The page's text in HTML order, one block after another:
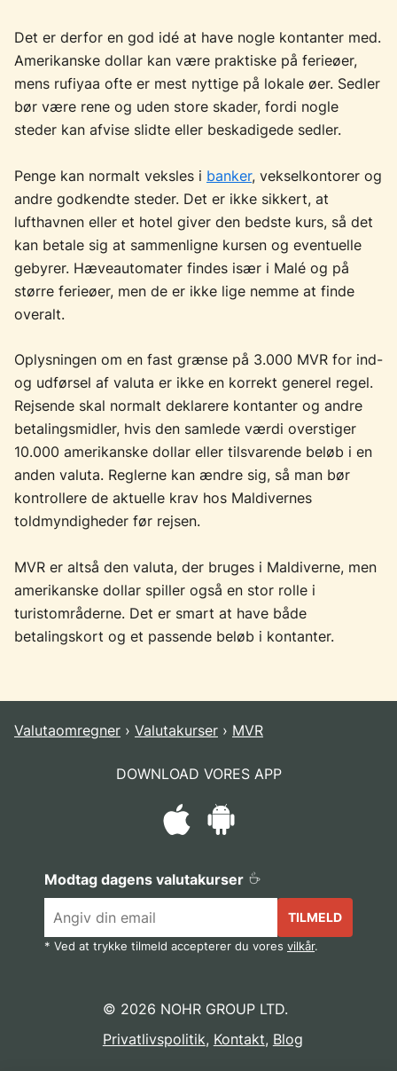
Det er derfor en god idé at have nogle kontanter med.
Amerikanske dollar kan være praktiske på ferieøer,
mens rufiyaa ofte er mest nyttige på lokale øer. Sedler
bør være rene og uden store skader, fordi nogle
steder kan afvise slidte eller beskadigede sedler.
Penge kan normalt veksles i banker, vekselkontorer og
andre godkendte steder. Det er ikke sikkert, at
lufthavnen eller et hotel giver den bedste kurs, så det
kan betale sig at sammenligne kursen og eventuelle
gebyrer. Hæveautomater findes især i Malé og på
større ferieøer, men de er ikke lige nemme at finde
overalt.
Oplysningen om en fast grænse på 3.000 MVR for ind-
og udførsel af valuta er ikke en korrekt generel regel.
Rejsende skal normalt deklarere kontanter og andre
betalingsmidler, hvis den samlede værdi overstiger
10.000 amerikanske dollar eller tilsvarende beløb i en
anden valuta. Reglerne kan ændre sig, så man bør
kontrollere de aktuelle krav hos Maldivernes
toldmyndigheder før rejsen.
MVR er altså den valuta, der bruges i Maldiverne, men
amerikanske dollar spiller også en stor rolle i
turistområderne. Det er smart at have både
betalingskort og et passende beløb i kontanter.
Valutaomregner Valutakurser MVR
DOWNLOAD VORES APP
Modtag dagens valutakurser
TILMELD
* Ved at trykke tilmeld accepterer du vores vilkår.
© 2026 NOHR GROUP LTD.
Privatlivspolitik, Kontakt, Blog